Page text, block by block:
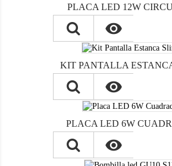
PLACA LED 12W

KIT PANTALLA

PLACA LED 6W
